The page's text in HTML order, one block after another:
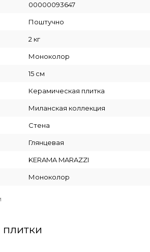
00000093647
Поштучно
2 кг
Моноколор
15 см
Керамическая плитка
Миланская коллекция
Стена
Глянцевая
KERAMA MARAZZI
Моноколор
плитки